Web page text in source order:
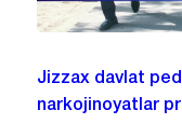
Jizzax davlat
narkojinoyatlar